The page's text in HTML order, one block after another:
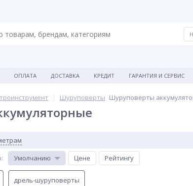
ОПЛАТА ДОСТАВКА КРЕДИТ ГАРАНТИЯ И СЕРВИС
Шуруповерты Шуруповерты
: Умолчанию Цене Рейтингу
дрель-шуруповерты